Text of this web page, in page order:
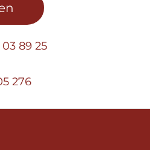
89 25
276